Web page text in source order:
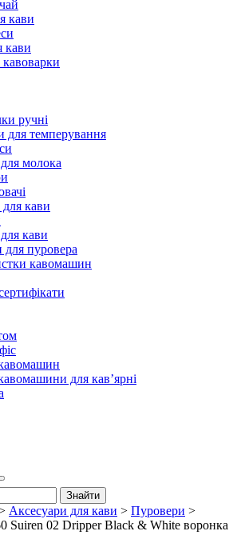
кави
кави
кавоварки
ручні
для темперування
молока
кави
кави
пуровера
кавомашин
для кав’ярні
Знайти
Аксесуари для кави > Пуровери >
Suiren 02 Dripper Black & White воронка